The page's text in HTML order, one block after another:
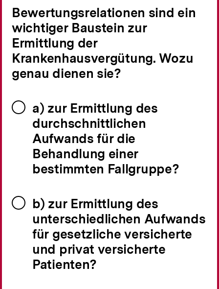
Bewertungsrelationen sind ein
wichtiger Baustein zur
Ermittlung der
Krankenhausvergütung. Wozu
genau dienen sie?
a) zur Ermittlung des
durchschnittlichen
Aufwands für die
Behandlung einer
bestimmten Fallgruppe?
b) zur Ermittlung des
unterschiedlichen Aufwands
für gesetzliche versicherte
und privat versicherte
Patienten?